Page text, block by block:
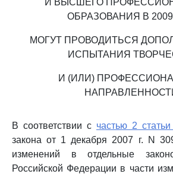
И ВЫСШЕГО
ОБРАЗОВАНИЯ В
МОГУТ ПРОВОДИТЬСЯ
ИСПЫТАНИЯ
И (ИЛИ)
В соответствии с частью 2
закона от 1 декабря 2007 г. N
изменений в отдельные
Российской Федерации в части